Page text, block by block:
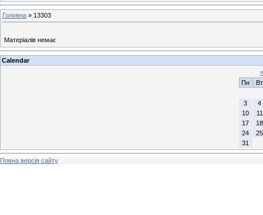
Головна » 13303
Матеріалів немає
Calendar
«
Пн
Вт
3
4
10
11
17
18
24
25
31
Повна версія сайту